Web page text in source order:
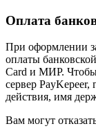
Оплата
При оформлении
оплаты
Card и МИР. Чтобы
сервер
действия, имя
Вам могут